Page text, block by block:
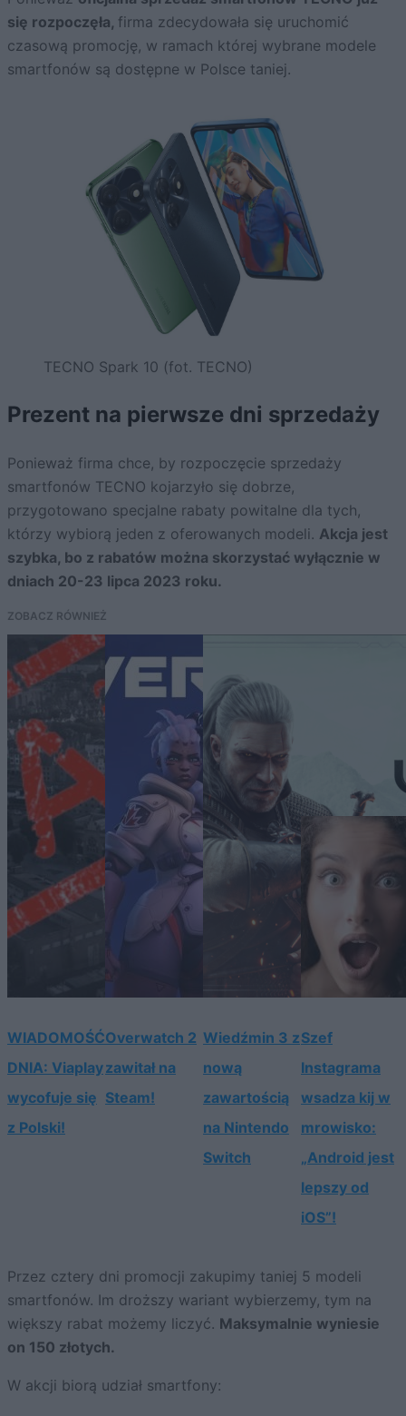
się rozpoczęła, firma zdecydowała się uruchomić
czasową promocję, w ramach której wybrane modele
smartfonów są dostępne w Polsce taniej.
TECNO Spark 10 (fot. TECNO)
Prezent na pierwsze dni sprzedaży
Ponieważ firma chce, by rozpoczęcie sprzedaży
smartfonów TECNO kojarzyło się dobrze,
przygotowano specjalne rabaty powitalne dla tych,
którzy wybiorą jeden z oferowanych modeli. Akcja jest
szybka, bo z rabatów można skorzystać wyłącznie w
dniach 20-23 lipca 2023 roku.
ZOBACZ RÓWNIEŻ
WIADOMOŚĆ
DNIA: Viaplay
wycofuje się
z Polski!
Overwatch 2
zawitał na
Steam!
Wiedźmin 3 z
nową
zawartością
na Nintendo
Switch
Szef
Instagrama
wsadza kij w
mrowisko:
„Android jest
lepszy od
iOS”!
Przez cztery dni promocji zakupimy taniej 5 modeli
smartfonów. Im droższy wariant wybierzemy, tym na
większy rabat możemy liczyć. Maksymalnie wyniesie
on 150 złotych.
W akcji biorą udział smartfony: